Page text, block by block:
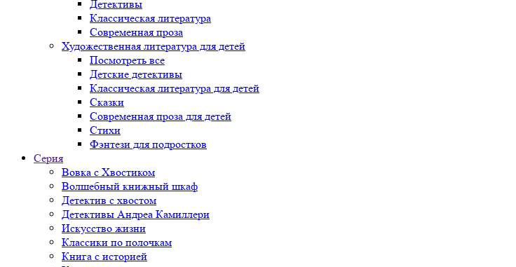
Детективы
Классическая литература
Современная проза
Художественная литература для детей
Посмотреть все
Детские детективы
Классическая литература для детей
Сказки
Современная проза для детей
Стихи
Фэнтези для подростков
Серия
Вовка с Хвостиком
Волшебный книжный шкаф
Детектив с хвостом
Детективы Андреа Камиллери
Искусство жизни
Классики по полочкам
Книга с историей